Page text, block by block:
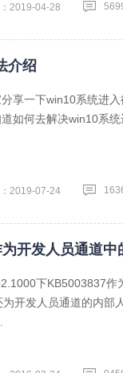
2019-04-28
介绍
享一下win10系统进
如何去解决win10系
2019-07-24
开发人员通道中
下KB5003837作
为开发人员通道的内部